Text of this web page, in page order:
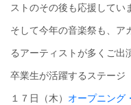
ストのその後も応援してい
そして今年の音楽祭も、ア
るアーティストが多くご出
卒業生が活躍するステージ
１７日（木） オープニング